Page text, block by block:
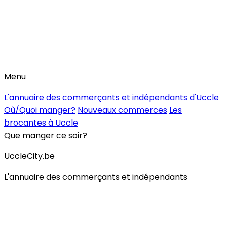
Menu
L'annuaire des commerçants et indépendants d'Uccle
Où/Quoi manger? Nouveaux commerces Les
brocantes à Uccle
Que manger ce soir?
UccleCity.be
L'annuaire des commerçants et indépendants